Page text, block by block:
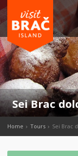
Sei Brac
Home Tours Sei Brac